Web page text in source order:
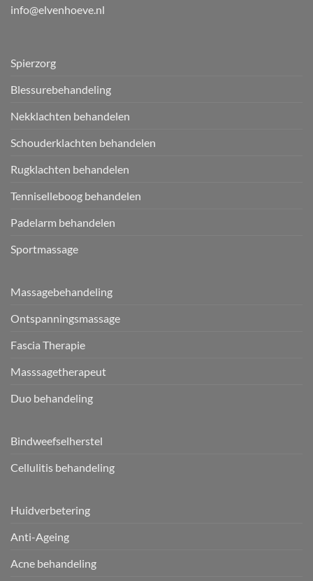
info@elvenhoeve.nl
Spierzorg
Blessurebehandeling
Nekklachten behandelen
Schouderklachten behandelen
Rugklachten behandelen
Tenniselleboog behandelen
Padelarm behandelen
Sportmassage
Massagebehandeling
Ontspanningsmassage
Fascia Therapie
Masssagetherapeut
Duo behandeling
Bindweefselherstel
Cellulitis behandeling
Huidverbetering
Anti-Ageing
Acne behandeling